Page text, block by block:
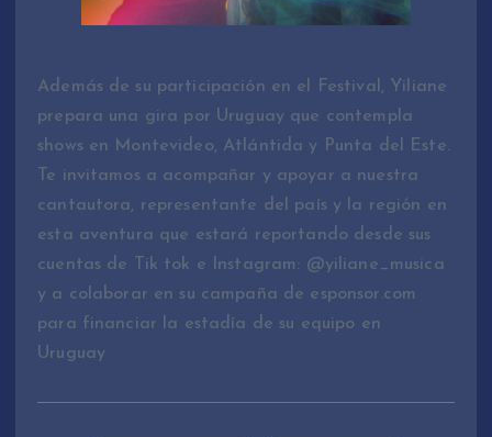
Además de su participación en el Festival, Yiliane
prepara una gira por Uruguay que contempla
shows en Montevideo, Atlántida y Punta del Este.
Te invitamos a acompañar y apoyar a nuestra
cantautora, representante del país y la región en
esta aventura que estará reportando desde sus
cuentas de Tik tok e Instagram: @yiliane_musica
y a colaborar en su campaña de esponsor.com
para financiar la estadía de su equipo en
Uruguay